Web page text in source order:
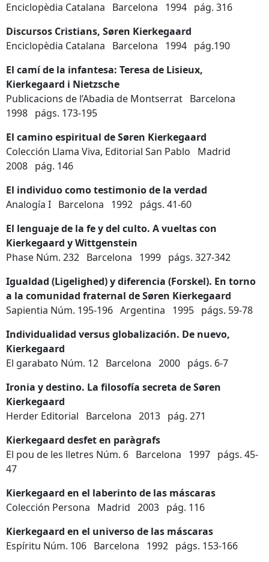
Enciclopèdia Catalana Barcelona 1994 pág. 316
Discursos Cristians, Søren Kierkegaard
Enciclopèdia Catalana Barcelona 1994 pág.190
El camí de la infantesa: Teresa de Lisieux,
Kierkegaard i Nietzsche
Publicacions de l’Abadia de Montserrat Barcelona
1998 págs. 173-195
El camino espiritual de Søren Kierkegaard
Colección Llama Viva, Editorial San Pablo Madrid
2008 pág. 146
El individuo como testimonio de la verdad
Analogía I Barcelona 1992 págs. 41-60
El lenguaje de la fe y del culto. A vueltas con
Kierkegaard y Wittgenstein
Phase Núm. 232 Barcelona 1999 págs. 327-342
Igualdad (Ligelighed) y diferencia (Forskel). En torno
a la comunidad fraternal deSøren Kierkegaard
Sapientia Núm. 195-196 Argentina 1995 págs. 59-78
Individualidad versus globalización. De nuevo,
Kierkegaard
El garabato Núm. 12 Barcelona 2000 págs. 6-7
Ironia y destino. La filosofía secreta deSøren
Kierkegaard
Herder Editorial Barcelona 2013 pág. 271
Kierkegaard desfet en paràgrafs
El pou de les lletres Núm. 6 Barcelona 1997 págs. 45-
47
Kierkegaard en el laberinto de las máscaras
Colección Persona Madrid 2003 pág. 116
Kierkegaard en el universo de las máscaras
Espíritu Núm. 106 Barcelona 1992 págs. 153-166